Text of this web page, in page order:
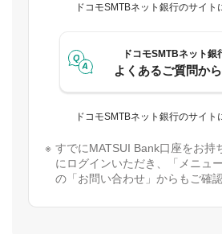
ドコモSMTBネット銀行のサイト
ドコモSMTBネット銀
よくあるご質問か
ドコモSMTBネット銀行のサイト
すでにMATSUI Bank口座をお持
にログインいただき、「メニュ
の「お問い合わせ」からもご確認